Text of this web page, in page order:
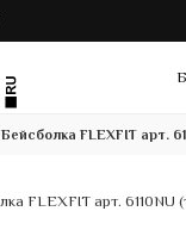
Бейсболка FLEXFIT арт.